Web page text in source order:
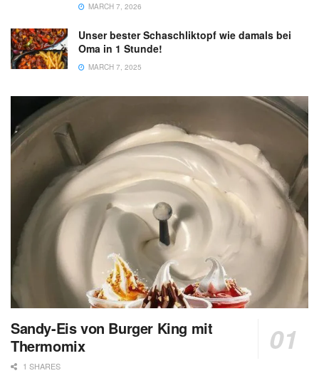
MARCH 7, 2026
Unser bester Schaschliktopf wie damals bei
Oma in 1 Stunde!
MARCH 7, 2025
Sandy-Eis von Burger King mit
Thermomix
1 SHARES